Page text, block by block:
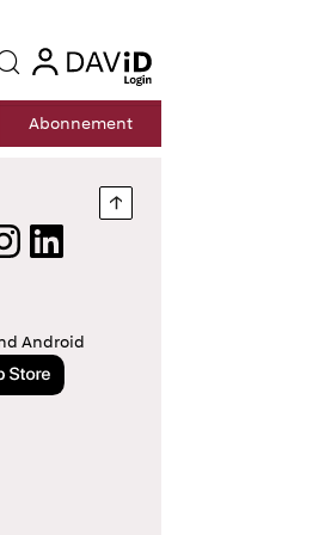
login
Abonnement
Nach oben springen
LinkedIn
Android
App Store